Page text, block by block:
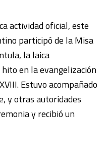
actividad oficial, este
participó de la Misa
la laica
en la evangelización
Estuvo acompañado
y otras autoridades
y recibió un